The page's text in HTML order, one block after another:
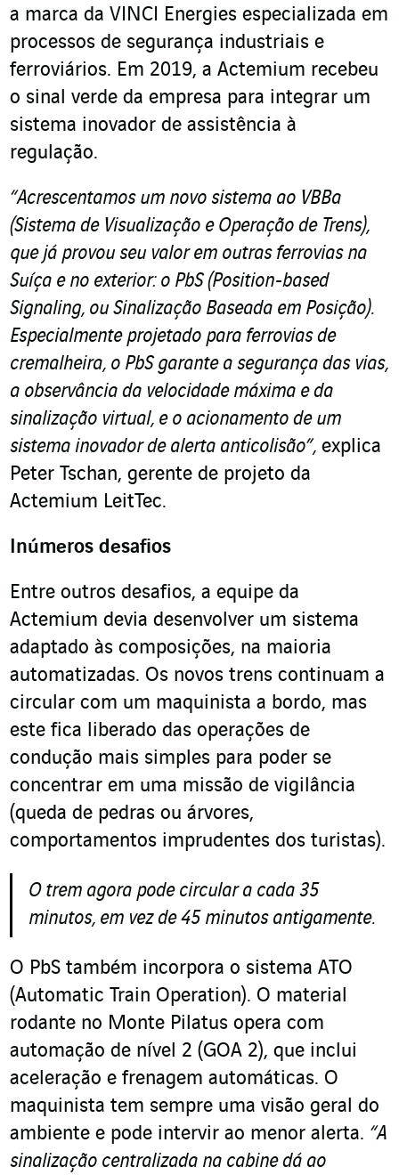
a marca da VINCI Energies especializada em
processos de segurança industriais e
ferroviários. Em 2019, a Actemium recebeu
o sinal verde da empresa para integrar um
sistema inovador de assistência à
regulação.
“Acrescentamos um novo sistema ao VBBa
(Sistema de Visualização e Operação de Trens),
que já provou seu valor em outras ferrovias na
Suíça e no exterior: o PbS (Position-based
Signaling, ou Sinalização Baseada em Posição).
Especialmente projetado para ferrovias de
cremalheira, o PbS garante a segurança das vias,
a observância da velocidade máxima e da
sinalização virtual, e o acionamento de um
sistema inovador de alerta anticolisão”, explica
Peter Tschan, gerente de projeto da
Actemium LeitTec.
Inúmeros desafios
Entre outros desafios, a equipe da
Actemium devia desenvolver um sistema
adaptado às composições, na maioria
automatizadas. Os novos trens continuam a
circular com um maquinista a bordo, mas
este fica liberado das operações de
condução mais simples para poder se
concentrar em uma missão de vigilância
(queda de pedras ou árvores,
comportamentos imprudentes dos turistas).
O trem agora pode circular a cada 35
minutos, em vez de 45 minutos antigamente.
O PbS também incorpora o sistema ATO
(Automatic Train Operation). O material
rodante no Monte Pilatus opera com
automação de nível 2 (GOA 2), que inclui
aceleração e frenagem automáticas. O
maquinista tem sempre uma visão geral do
ambiente e pode intervir ao menor alerta. “A
sinalização centralizada na cabine dá ao